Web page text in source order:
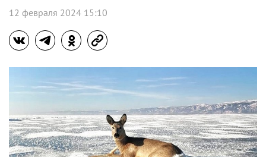
12 февраля 2024 15:10